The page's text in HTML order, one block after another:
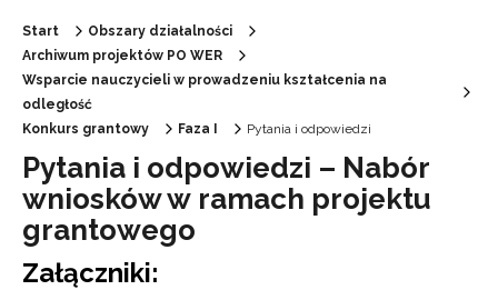
Start
Obszary działalności
Archiwum projektów PO WER
Wsparcie nauczycieli w prowadzeniu kształcenia na
odległość
Konkurs grantowy
Faza I Pytania i odpowiedzi
Pytania i odpowiedzi – Nabór
wniosków w ramach projektu
grantowego
Załączniki: